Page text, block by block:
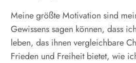
Meine größte Motivation sind
Gewissens sagen können, dass
leben, das ihnen vergleichbare
Frieden und Freiheit bietet, wie